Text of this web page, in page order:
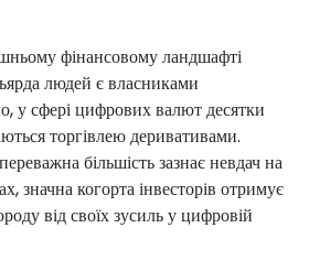
фінансовому ландшафті
людей є власниками
у сфері цифрових валют десятки
торгівлею деривативами.
більшість зазнає невдач на
значна когорта інвесторів отримує
від своїх зусиль у цифровій